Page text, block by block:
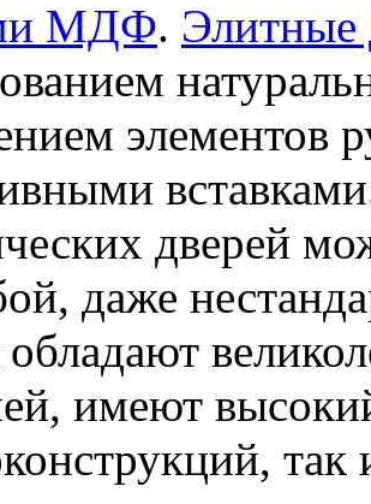
МДФ. Элитные
элементов
дверей
даже
обладают
имеют